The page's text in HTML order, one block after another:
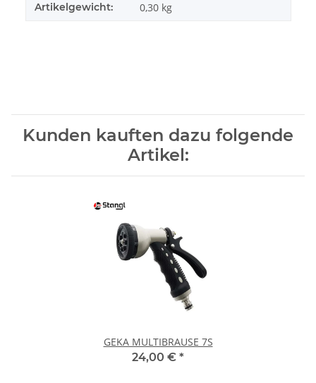
Artikelgewicht: 0,30 kg
Kunden kauften dazu folgende
Artikel:
GEKA MULTIBRAUSE 7S
24,00 € *